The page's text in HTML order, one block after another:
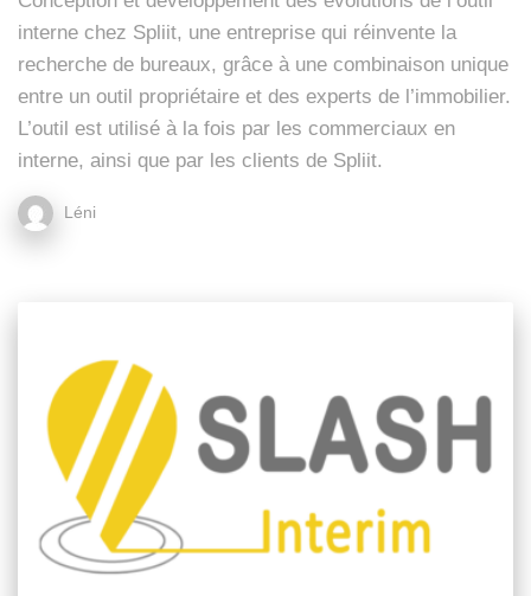
interne chez Spliit, une entreprise qui réinvente la
recherche de bureaux, grâce à une combinaison unique
entre un outil propriétaire et des experts de l’immobilier.
L’outil est utilisé à la fois par les commerciaux en
interne, ainsi que par les clients de Spliit.
Léni